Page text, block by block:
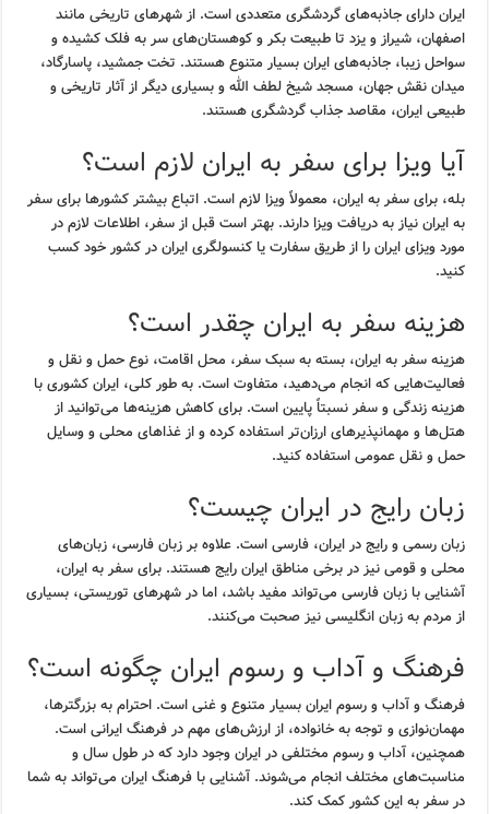
ایران دارای جاذبه‌های گردشگری متعددی است. از شهرهای تاریخی مانند
اصفهان، شیراز و یزد تا طبیعت بکر و کوهستان‌های سر به فلک کشیده و
سواحل زیبا، جاذبه‌های ایران بسیار متنوع هستند. تخت جمشید، پاسارگاد،
میدان نقش جهان، مسجد شیخ لطف الله و بسیاری دیگر از آثار تاریخی و
طبیعی ایران، مقاصد جذاب گردشگری هستند.
آیا ویزا برای سفر به ایران لازم است؟
بله، برای سفر به ایران، معمولاً ویزا لازم است. اتباع بیشتر کشورها برای سفر
به ایران نیاز به دریافت ویزا دارند. بهتر است قبل از سفر، اطلاعات لازم در
مورد ویزای ایران را از طریق سفارت یا کنسولگری ایران در کشور خود کسب
کنید.
هزینه سفر به ایران چقدر است؟
هزینه سفر به ایران، بسته به سبک سفر، محل اقامت، نوع حمل و نقل و
فعالیت‌هایی که انجام می‌دهید، متفاوت است. به طور کلی، ایران کشوری با
هزینه زندگی و سفر نسبتاً پایین است. برای کاهش هزینه‌ها می‌توانید از
هتل‌ها و مهمانپذیرهای ارزان‌تر استفاده کرده و از غذاهای محلی و وسایل
حمل و نقل عمومی استفاده کنید.
زبان رایج در ایران چیست؟
زبان رسمی و رایج در ایران، فارسی است. علاوه بر زبان فارسی، زبان‌های
محلی و قومی نیز در برخی مناطق ایران رایج هستند. برای سفر به ایران،
آشنایی با زبان فارسی می‌تواند مفید باشد، اما در شهرهای توریستی، بسیاری
از مردم به زبان انگلیسی نیز صحبت می‌کنند.
فرهنگ و آداب و رسوم ایران چگونه است؟
فرهنگ و آداب و رسوم ایران بسیار متنوع و غنی است. احترام به بزرگترها،
مهمان‌نوازی و توجه به خانواده، از ارزش‌های مهم در فرهنگ ایرانی است.
همچنین، آداب و رسوم مختلفی در ایران وجود دارد که در طول سال و
مناسبت‌های مختلف انجام می‌شوند. آشنایی با فرهنگ ایران می‌تواند به شما
در سفر به این کشور کمک کند.